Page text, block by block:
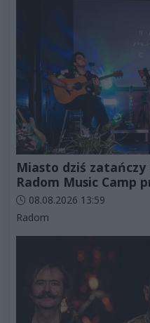
Miasto dziś
Radom Music Camp
Data dodania artykułu:
08.08.2026 13:59
Kategorie artykułu:
Radom